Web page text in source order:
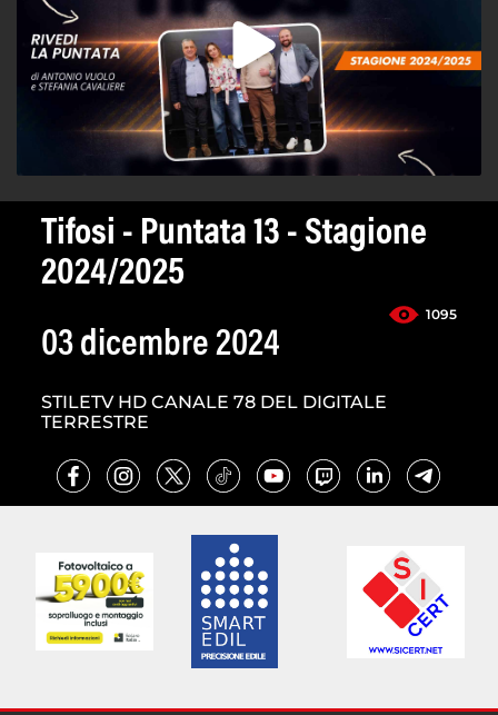
Tifosi - Puntata 13 - Stagione
2024/2025
1095
03 dicembre 2024
STILETV HD CANALE 78 DEL DIGITALE
TERRESTRE